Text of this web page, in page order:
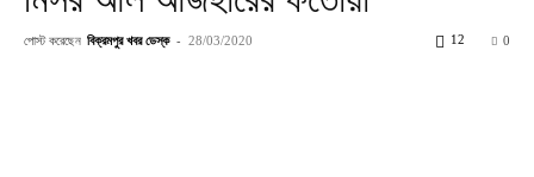
পোস্ট করেছেন বিক্রমপুর খবর ডেস্ক - 28/03/2020 0
12